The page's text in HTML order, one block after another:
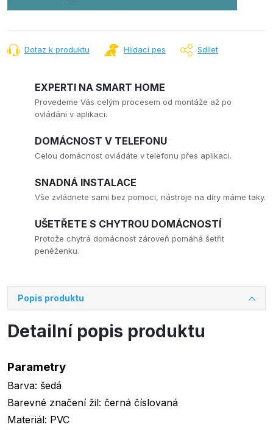
Dotaz k produktu Hlídací pes Sdílet
EXPERTI NA SMART HOME
Provedeme Vás celým procesem od montáže až po
ovládání v aplikaci.
DOMÁCNOST V TELEFONU
Celou domácnost ovládáte v telefonu přes aplikaci.
SNADNÁ INSTALACE
Vše zvládnete sami bez pomoci, nástroje na díry máme taky.
UŠETŘETE S CHYTROU DOMÁCNOSTÍ
Protože chytrá domácnost zároveň pomáhá šetřit
peněženku.
Popis produktu
Detailní popis produktu
Parametry
Barva: šedá
Barevné značení žil: černá číslovaná
Materiál: PVC